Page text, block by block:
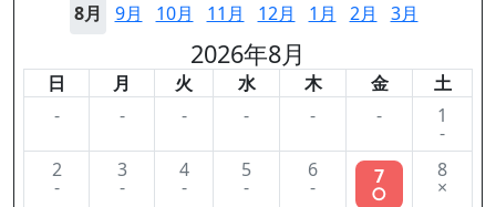
8月 9月 10月 11月 12月 1月 2月 3月
2026年8月
日 月 火 水 木 金
土
-
- - - - - 1
-
2
-
3
-
4
-
5
-
6
- 7
○
8
×